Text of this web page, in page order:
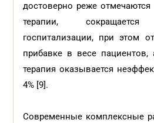
достоверно реже
терапии, сокращается
госпитализации, при этом
прибавке в весе пациентов,
терапия оказывается
4% [9].
Современные комплексные